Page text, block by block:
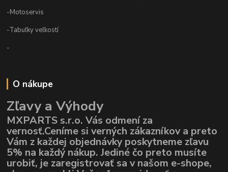
-Motoservis
-Tabuľky veľkostí
-
O nákupe
Zľavy a Výhody
MXPARTS s.r.o. Vás odmení za
vernosť.Ceníme si verných zákazníkov a preto
Vám z každej objednávky poskytneme zľavu
5% na každý nákup. Jediné čo preto musíte
urobiť, je zaregistrovať sa v našom e-shope,